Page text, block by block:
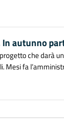
In autunno
che darà
Mesi fa